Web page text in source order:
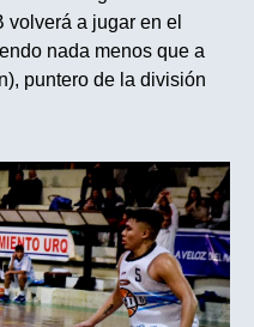
a jugar en el
nada menos que a
puntero de la división